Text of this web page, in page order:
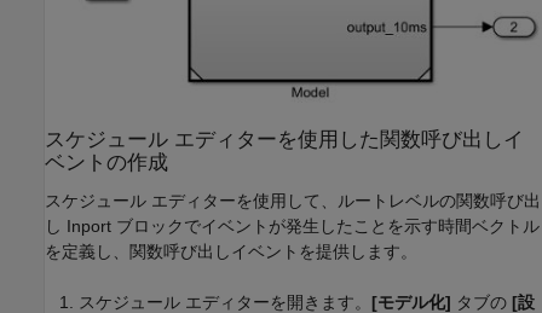
スケジュール エディターを使用した関数呼び出しイ
ベントの作成
スケジュール エディターを使用して、ルートレベルの関数呼び出
し Inport ブロックでイベントが発生したことを示す時間ベクトル
を定義し、関数呼び出しイベントを提供します。
スケジュール エディターを開きます。 [モデル化] タブの [設